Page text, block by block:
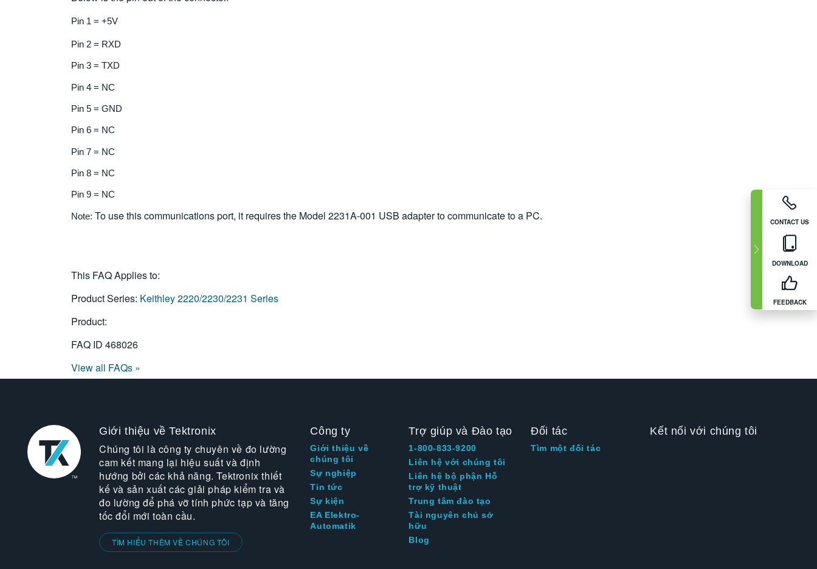
CONTACT US
DOWNLOAD
FEEDBACK
Pin 1 = +5V
Pin 2 = RXD
Pin 3 = TXD
Pin 4 = NC
Pin 5 = GND
Pin 6 = NC
Pin 7 = NC
Pin 8 = NC
Pin 9 = NC
Note: To use this communications port, it requires the Model 2231A-001 USB adapter to communicate to a PC.
This FAQ Applies to:
Product Series: Keithley 2220/2230/2231 Series
Product:
FAQ ID 468026
View all FAQs »
Giới thiệu về Tektronix
Chúng tôi là công ty chuyên về đo lường
cam kết mang lại hiệu suất và định
hướng bởi các khả năng. Tektronix thiết
kế và sản xuất các giải pháp kiểm tra và
đo lường để phá vỡ tính phức tạp và tăng
tốc đổi mới toàn cầu.
TÌM HIỂU THÊM VỀ CHÚNG TÔI
Công ty
Giới thiệu về
chúng tôi
Sự nghiệp
Tin tức
Sự kiện
EA Elektro-
Automatik
Trợ giúp và Đào tạo
1-800-833-9200
Liên hệ với chúng tôi
Liên hệ bộ phận Hỗ
trợ kỹ thuật
Trung tâm đào tạo
Tài nguyên chủ sở
hữu
Blog
Đối tác
Tìm một đối tác
Kết nối với chúng tôi